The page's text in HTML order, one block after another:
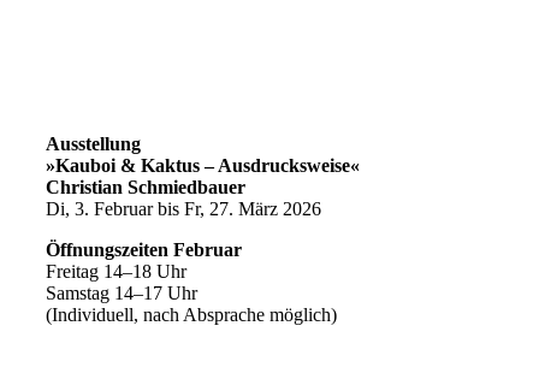
Ausstellung
»Kauboi & Kaktus – Ausdrucksweise«
Christian Schmiedbauer
Di, 3. Februar bis Fr, 27. März 2026
Öffnungszeiten Februar
Freitag 14–18 Uhr
Samstag 14–17 Uhr
(Individuell, nach Absprache möglich)